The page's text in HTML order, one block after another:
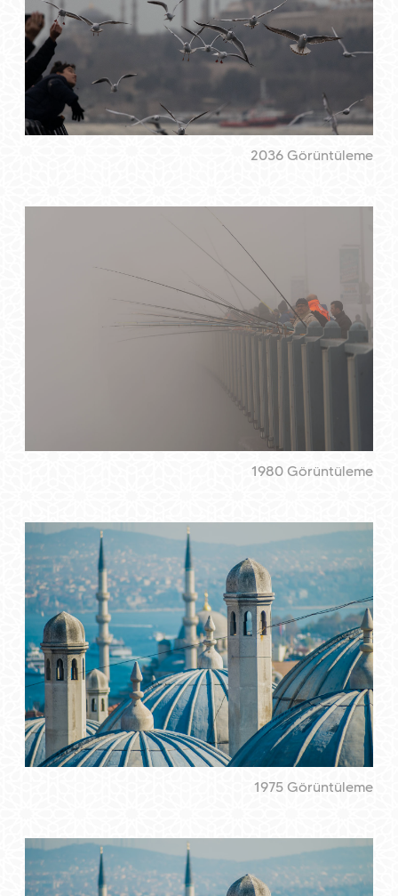
2036 Görüntüleme
1980 Görüntüleme
1975 Görüntüleme